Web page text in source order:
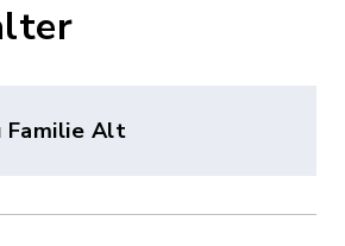
Familie Alt